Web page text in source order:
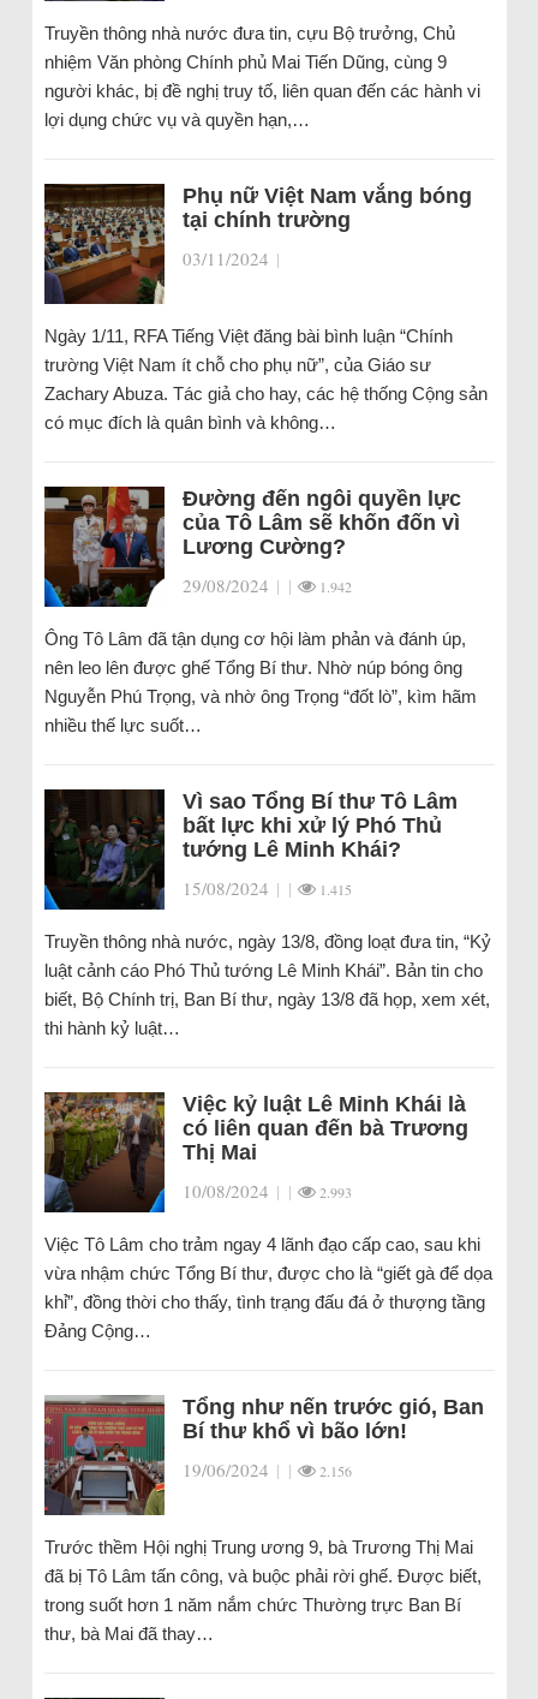
Truyền thông nhà nước đưa tin, cựu Bộ trưởng, Chủ
nhiệm Văn phòng Chính phủ Mai Tiến Dũng, cùng 9
người khác, bị đề nghị truy tố, liên quan đến các hành vi
lợi dụng chức vụ và quyền hạn,…
Phụ nữ Việt Nam vắng bóng
tại chính trường
03/11/2024 |
Ngày 1/11, RFA Tiếng Việt đăng bài bình luận “Chính
trường Việt Nam ít chỗ cho phụ nữ”, của Giáo sư
Zachary Abuza. Tác giả cho hay, các hệ thống Cộng sản
có mục đích là quân bình và không…
Đường đến ngôi quyền lực
của Tô Lâm sẽ khốn đốn vì
Lương Cường?
29/08/2024 | | 1.942
Ông Tô Lâm đã tận dụng cơ hội làm phản và đánh úp,
nên leo lên được ghế Tổng Bí thư. Nhờ núp bóng ông
Nguyễn Phú Trọng, và nhờ ông Trọng “đốt lò”, kìm hãm
nhiều thế lực suốt…
Vì sao Tổng Bí thư Tô Lâm
bất lực khi xử lý Phó Thủ
tướng Lê Minh Khái?
15/08/2024 | | 1.415
Truyền thông nhà nước, ngày 13/8, đồng loạt đưa tin, “Kỷ
luật cảnh cáo Phó Thủ tướng Lê Minh Khái”. Bản tin cho
biết, Bộ Chính trị, Ban Bí thư, ngày 13/8 đã họp, xem xét,
thi hành kỷ luật…
Việc kỷ luật Lê Minh Khái là
có liên quan đến bà Trương
Thị Mai
10/08/2024 | | 2.993
Việc Tô Lâm cho trảm ngay 4 lãnh đạo cấp cao, sau khi
vừa nhậm chức Tổng Bí thư, được cho là “giết gà để dọa
khỉ”, đồng thời cho thấy, tình trạng đấu đá ở thượng tầng
Đảng Cộng…
Tổng như nến trước gió, Ban
Bí thư khổ vì bão lớn!
19/06/2024 | | 2.156
Trước thềm Hội nghị Trung ương 9, bà Trương Thị Mai
đã bị Tô Lâm tấn công, và buộc phải rời ghế. Được biết,
trong suốt hơn 1 năm nắm chức Thường trực Ban Bí
thư, bà Mai đã thay…